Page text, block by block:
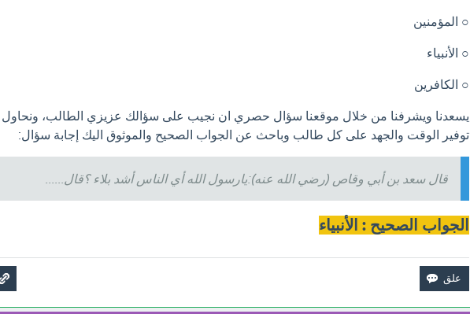
○ المؤمنين
○ الأنبياء
○ الكافرين
يسعدنا ويشرفنا من خلال موقعنا سؤال حصري ان نجيب على سؤالك عزيزي الطالب، ونحاول
توفير الوقت والجهد على كل طالب وباحث عن الجواب الصحيح والموثوق اليك إجابة سؤال:
قال سعد بن أبي وقاص (رضي الله عنه):يارسول الله أي الناس أشد بلاء ؟قال......
الجواب الصحيح : الأنبياء